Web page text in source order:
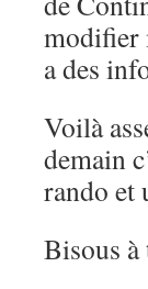
modifier
a des
Voilà
demain
rando et
Bisous